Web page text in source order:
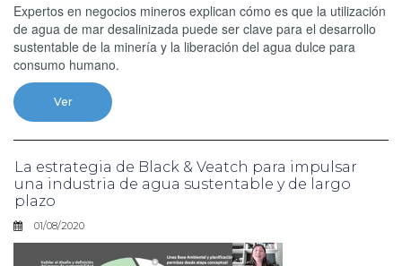
Expertos en negocios mineros explican cómo es que la utilización
de agua de mar desalinizada puede ser clave para el desarrollo
sustentable de la minería y la liberación del agua dulce para
consumo humano.
Ver
La estrategia de Black & Veatch para impulsar
una industria de agua sustentable y de largo
plazo
01/08/2020